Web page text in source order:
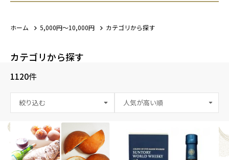
ホーム 5,000円～10,000円 カテゴリから探す
カテゴリから探す
1120件
絞り込む